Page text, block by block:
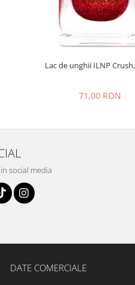
Lac de unghii ILNP
71,00 RON
social media
DATE COMERCIALE